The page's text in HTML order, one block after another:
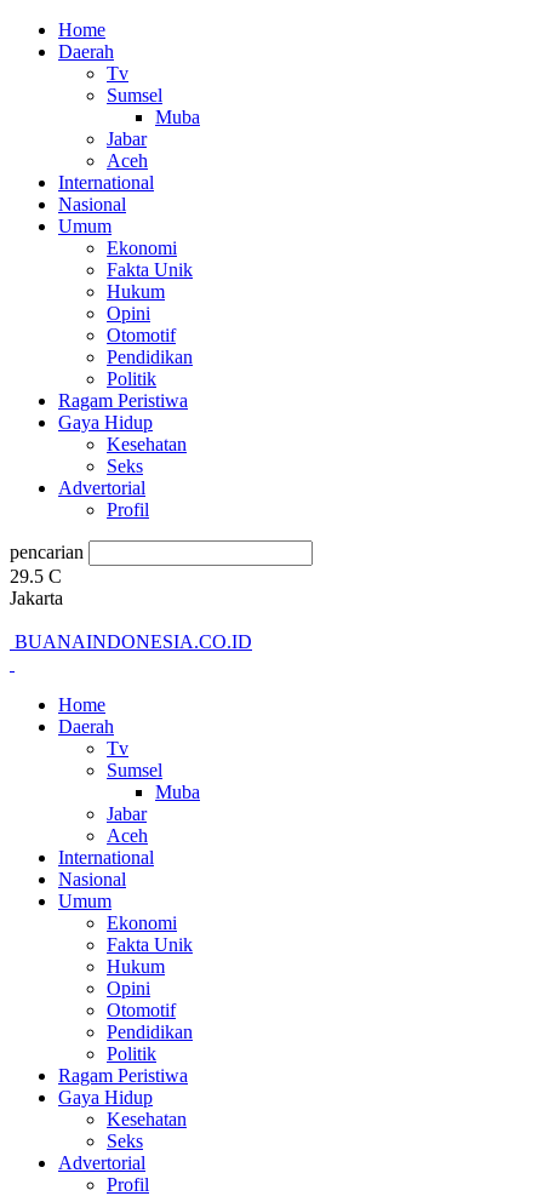
Home
Daerah
Tv
Sumsel
Muba
Jabar
Aceh
International
Nasional
Umum
Ekonomi
Fakta Unik
Hukum
Opini
Otomotif
Pendidikan
Politik
Ragam Peristiwa
Gaya Hidup
Kesehatan
Seks
Advertorial
Profil
pencarian
29.5 C
Jakarta
BUANAINDONESIA.CO.ID
Home
Daerah
Tv
Sumsel
Muba
Jabar
Aceh
International
Nasional
Umum
Ekonomi
Fakta Unik
Hukum
Opini
Otomotif
Pendidikan
Politik
Ragam Peristiwa
Gaya Hidup
Kesehatan
Seks
Advertorial
Profil